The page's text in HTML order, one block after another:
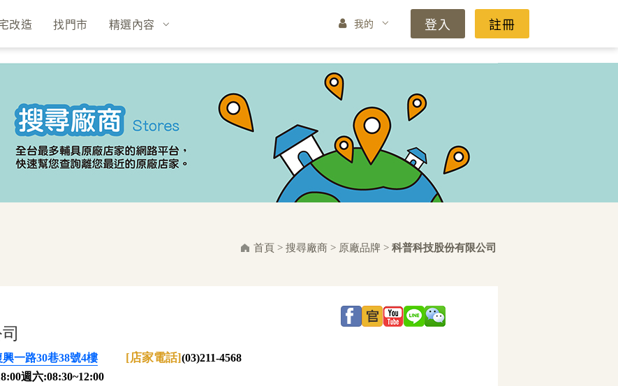
改造 找門市 精選內容 我的 登入 註冊
首頁 > 搜尋廠商 > 原廠品牌 > 科普科技股份有限公司
一路30巷38號4樓 [店家電話](03)211-4568
週六:08:30~12:00